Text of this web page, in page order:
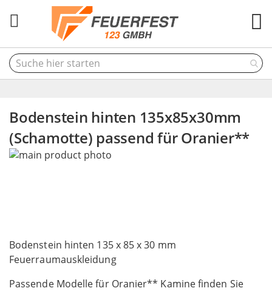
Bodenstein hinten 135x85x30mm
(Schamotte) passend für Oranier**
Bodenstein hinten 135 x 85 x 30 mm
Feuerraumauskleidung
Passende Modelle für Oranier** Kamine finden Sie
Skip
gallery
to
the
of